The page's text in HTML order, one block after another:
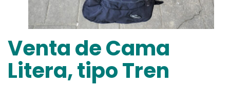
Venta de Cama
Litera, tipo Tren